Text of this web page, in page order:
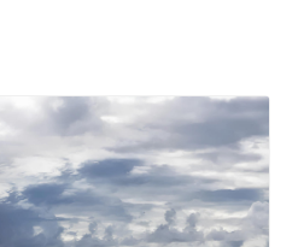
션을
가고 있습니다.